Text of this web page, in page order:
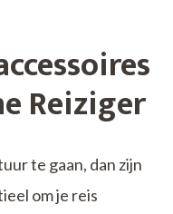
Reiziger
te gaan, dan zijn
om je reis